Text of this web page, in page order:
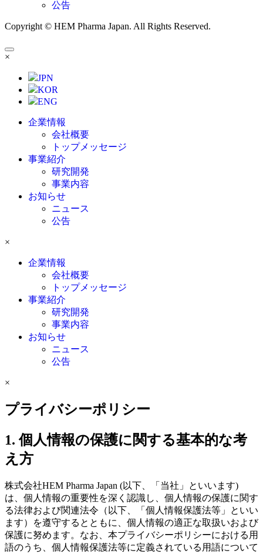
公告
Copyright © HEM Pharma Japan. All Rights Reserved.
×
JPN
KOR
ENG
企業情報
会社概要
トップメッセージ
事業紹介
研究開発
事業内容
お知らせ
ニュース
公告
×
企業情報
会社概要
トップメッセージ
事業紹介
研究開発
事業内容
お知らせ
ニュース
公告
×
プライバシーポリシー
1. 個人情報の保護に関する基本的な考
え方
株式会社HEM Pharma Japan (以下、「当社」といいます)
は、個人情報の重要性を深く認識し、個人情報の保護に関す
る法律および関連法令（以下、「個人情報保護法等」といい
ます）を遵守するとともに、個人情報の適正な取扱いおよび
保護に努めます。なお、本プライバシーポリシーにおける用
語のうち、個人情報保護法等に定義されている用語について